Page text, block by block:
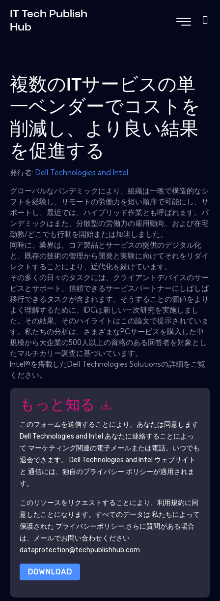
IT Tech Publish
Hub
複数のITサービスの単
一ベンダーでコストを
削減し、より良い結果
を促進する
発行者: Dell Technologies and Intel
グローバルなパンデミックにより、組織は一晩で構造的なシ
フトを経験し、リモートの労働力を短い順序で可能にし、サ
ポートし、最近では、ハイブリッド作業とも呼ばれます。パ
ンデミックはまた、分散型の労働力の雇用動向、および在宅
勤務/どこでも行動を開始または加速しました。
同時に、業界は、コア製品とサービスの提供のデジタル化
と、既存の技術の管理から開発と実験に向けてそれをリダイ
レクトすることにより、近代化を続けています。
その多くの日々のタスクには、クライアントデバイスのサー
ビスとサポート、信頼できるサービスパートナーにしばしば
移行できるタスクが含まれます。そうすることの価値をより
よく理解するために、IDCは新しい一次研究を実施しまし
た。その結果、そのハイライトはこの論文で提示されていま
す。私たちの分析は、さまざまなPCサービスを購入した中
規模から大企業の500人以上の資格のある回答者を対象とし
たマルチカリー調査に基づいています。
Intel®を搭載したDell Technologies Solutionsの詳細をご覧
ください。
もっと知る
このフォームを送信することにより、あなたは同意します
Dell Technologies and Intel あなたに連絡することによっ
て マーケティング関連の電子メールまたは電話。いつでも
退会できます。
Dell Technologies and Intel ウェブサイト
と 通信には、独自のプライバシー ポリシーが適用されま
す。
このリソースをリクエストすることにより、利用規約に同
意したことになります。すべてのデータは 私たちによって
保護された プライバシーポリシー.さらに質問がある場合
は、メールでお問い合わせください
dataprotection@techpublishhub.com
DOWNLOAD